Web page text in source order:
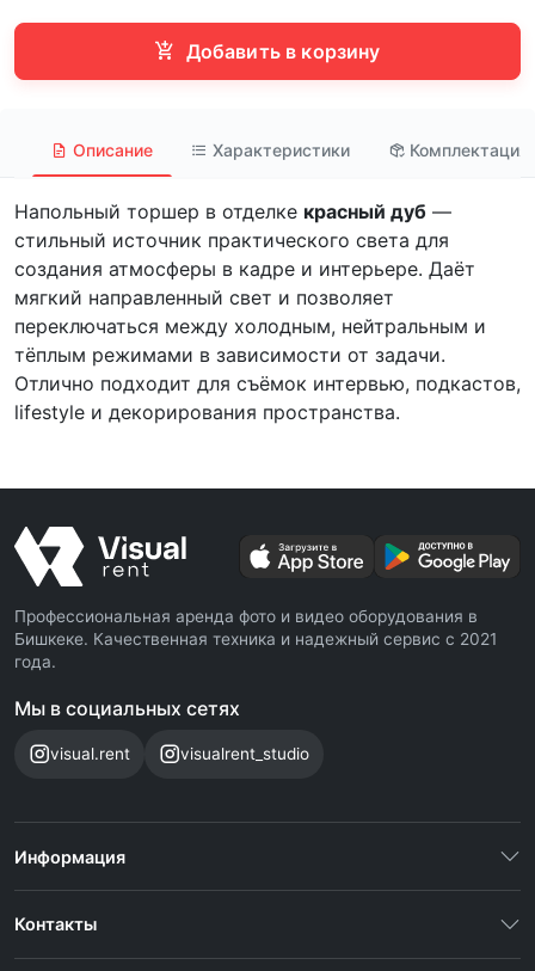
Добавить в корзину
Описание Характеристики Комплектация
Напольный торшер в отделке красный дуб —
стильный источник практического света для
создания атмосферы в кадре и интерьере. Даёт
мягкий направленный свет и позволяет
переключаться между холодным, нейтральным и
тёплым режимами в зависимости от задачи.
Отлично подходит для съёмок интервью, подкастов,
lifestyle и декорирования пространства.
Профессиональная аренда фото и видео оборудования в
Бишкеке. Качественная техника и надежный сервис с 2021
года.
Мы в социальных сетях
visual.rent visualrent_studio
Информация
Контакты